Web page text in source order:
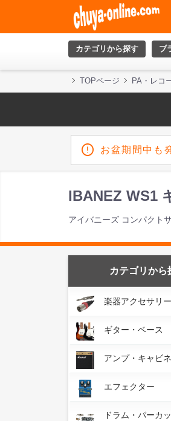
カテゴリから探す ブ
TOPページ PA・レコ
お盆期間中も
IBANEZ WS1
アイバニーズ コンパクト
カテゴリから
楽器アクセサリー
ギター・ベース
アンプ・キャビ
エフェクター
ドラム・パーカ